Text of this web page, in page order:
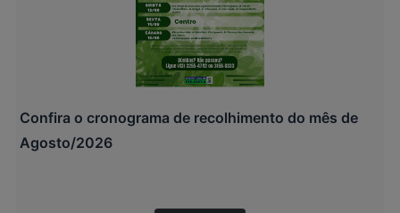
Confira o cronograma de recolhimento do mês de
Agosto/2026